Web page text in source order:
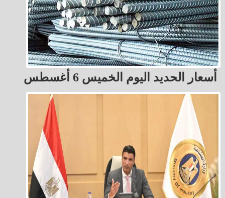
أسعار الحديد اليوم الخميس 6 أغسطس